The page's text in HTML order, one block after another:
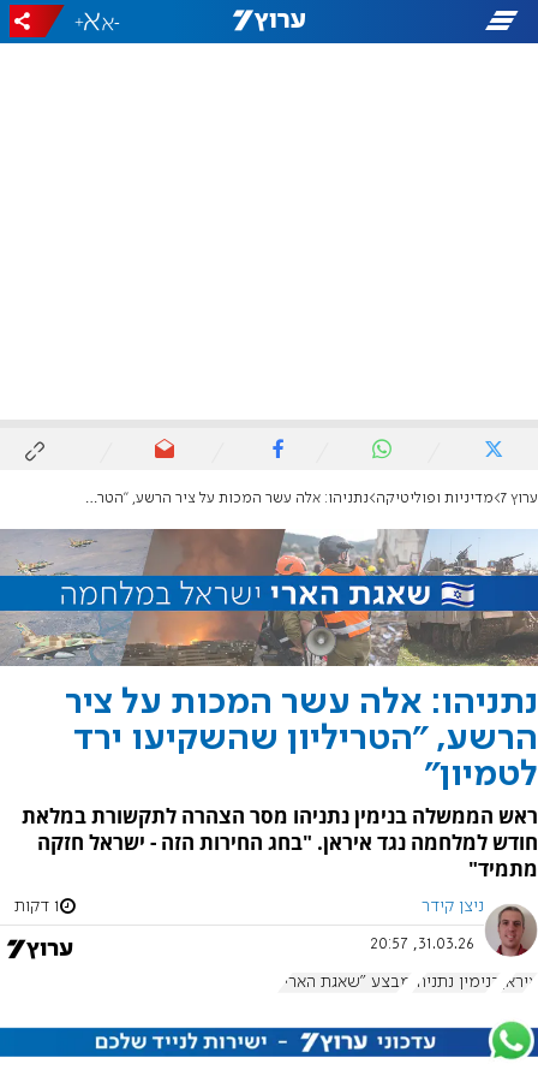
-
+
ערוץ 7 מדיניות ופוליטיקה נתניהו: אלה עשר המכות על ציר הרשע, "הטריליון שהשקיעו ירד לטמיון"
נתניהו: אלה עשר המכות על ציר
הרשע, "הטריליון שהשקיעו ירד
לטמיון"
ראש הממשלה בנימין נתניהו מסר הצהרה לתקשורת במלאת
חודש למלחמה נגד איראן. "בחג החירות הזה - ישראל חזקה
מתמיד"
ניצן קידר 1 דקות
31.03.26, 20:57
איראן בנימין נתניהו מבצע "שאגת הארי"